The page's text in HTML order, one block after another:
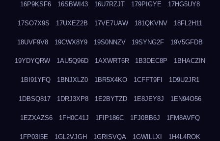
16P9KSF6 16SBWI43 16U7RZJT 179PIGYE 17HG5UY8
17SO7X9S 17UXEZ2B 17VE7UAW 181QKVNV 18FL2H11
18UVF9V8 19CWX8Y9 19S0NNZV 19SYNG2F 19V5GFDB
19YDYQRW 1AU5Q96D 1AXWRT6R 1B3DEC8P 1BHACZIN
1BI91YFQ 1BNJXLZ0 1BR5X4KO 1CFFT9FI 1D9U2JR1
1DBSQ817 1DRJ3XP8 1E2BYTZD 1E8JEY8J 1EN94O56
1EZXAZS6 1FH0C41J 1FIP186C 1FJ0BB6J 1FM8AVFQ
1FP03I5E 1GL2VJGH 1GRISVQA 1GWILLXI 1H4L4ROK